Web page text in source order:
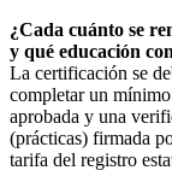
¿Cada cuánto se
y qué educación
La certificación se
completar un
aprobada y una
(prácticas) firmada
tarifa del registro